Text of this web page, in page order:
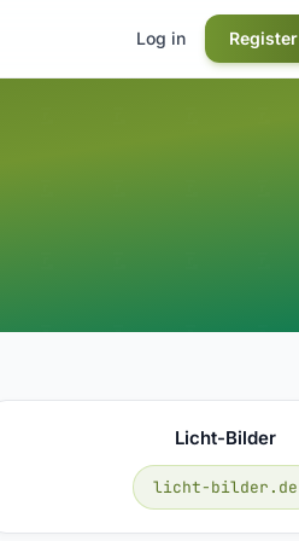
Log in Register
Licht-Bilder
licht-bilder.de